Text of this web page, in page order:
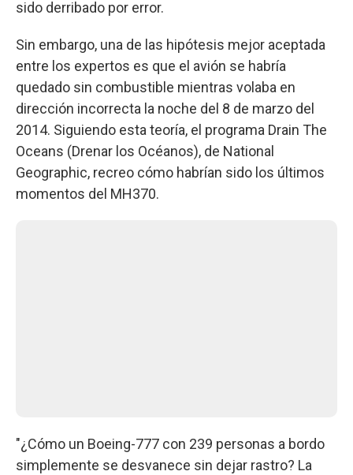
sido derribado por error.
Sin embargo, una de las hipótesis mejor aceptada
entre los expertos es que el avión se habría
quedado sin combustible mientras volaba en
dirección incorrecta la noche del 8 de marzo del
2014. Siguiendo esta teoría, el programa Drain The
Oceans (Drenar los Océanos), de National
Geographic, recreo cómo habrían sido los últimos
momentos del MH370.
"¿Cómo un Boeing-777 con 239 personas a bordo
simplemente se desvanece sin dejar rastro? La